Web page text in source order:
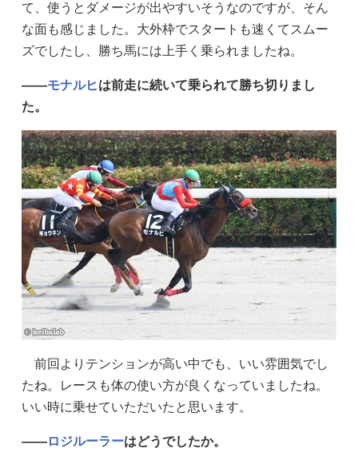
て、使うとダメージが出やすいそうなのですが、そん
な面も感じました。大外枠でスタートも速くてスムー
ズでしたし、勝ち馬には上手く乗られましたね。
——モナルヒは前走に続いて乗られて勝ち切りまし
た。
前回よりテンションが高い中でも、いい雰囲気でし
たね。レースも体の使い方が良くなっていましたね。
いい時に乗せていただいたと思います。
——ロジルーラーはどうでしたか。